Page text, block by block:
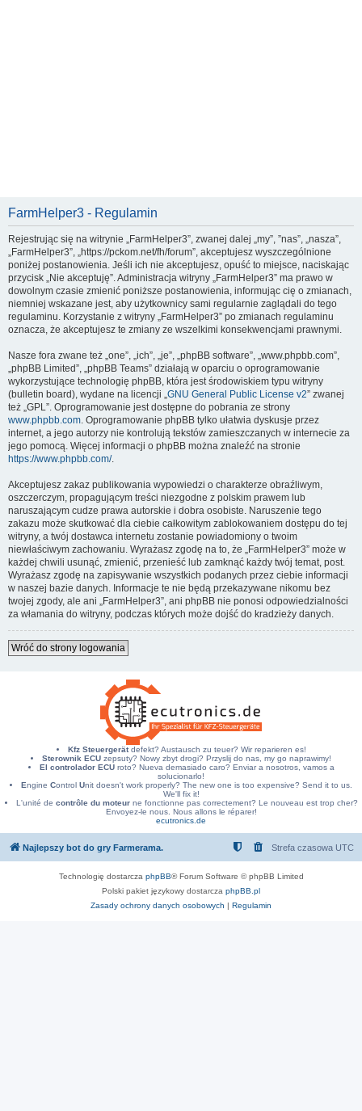
FarmHelper3 - Regulamin
Rejestrując się na witrynie „FarmHelper3”, zwanej dalej „my”, ”nas”, „nasza”,
„FarmHelper3”, „https://pckom.net/fh/forum”, akceptujesz wyszczególnione
poniżej postanowienia. Jeśli ich nie akceptujesz, opuść to miejsce, naciskając
przycisk „Nie akceptuję”. Administracja witryny „FarmHelper3” ma prawo w
dowolnym czasie zmienić poniższe postanowienia, informując cię o zmianach,
niemniej wskazane jest, aby użytkownicy sami regularnie zaglądali do tego
regulaminu. Korzystanie z witryny „FarmHelper3” po zmianach regulaminu
oznacza, że akceptujesz te zmiany ze wszelkimi konsekwencjami prawnymi.
Nasze fora zwane też „one”, „ich”, „je”, „phpBB software”, „www.phpbb.com”,
„phpBB Limited”, „phpBB Teams” działają w oparciu o oprogramowanie
wykorzystujące technologię phpBB, która jest środowiskiem typu witryny
(bulletin board), wydane na licencji „GNU General Public License v2” zwanej
też „GPL”. Oprogramowanie jest dostępne do pobrania ze strony
www.phpbb.com. Oprogramowanie phpBB tylko ułatwia dyskusje przez
internet, a jego autorzy nie kontrolują tekstów zamieszczanych w internecie za
jego pomocą. Więcej informacji o phpBB można znaleźć na stronie
https://www.phpbb.com/.
Akceptujesz zakaz publikowania wypowiedzi o charakterze obraźliwym,
oszczerczym, propagującym treści niezgodne z polskim prawem lub
naruszającym cudze prawa autorskie i dobra osobiste. Naruszenie tego
zakazu może skutkować dla ciebie całkowitym zablokowaniem dostępu do tej
witryny, a twój dostawca internetu zostanie powiadomiony o twoim
niewłaściwym zachowaniu. Wyrażasz zgodę na to, że „FarmHelper3” może w
każdej chwili usunąć, zmienić, przenieść lub zamknąć każdy twój temat, post.
Wyrażasz zgodę na zapisywanie wszystkich podanych przez ciebie informacji
w naszej bazie danych. Informacje te nie będą przekazywane nikomu bez
twojej zgody, ale ani „FarmHelper3”, ani phpBB nie ponosi odpowiedzialności
za włamania do witryny, podczas których może dojść do kradzieży danych.
Wróć do strony logowania
Kfz Steuergerätdefekt? Austausch zu teuer? Wir reparieren es!
Sterownik ECU zepsuty? Nowy zbyt drogi? Przyslij do nas, my go naprawimy!
El controlador ECUroto? Nueva demasiado caro? Enviar a nosotros, vamos a
solucionarlo!
Engine Control Unit doesn't work properly? The new one is too expensive? Send it to us.
We'll fix it!
L'unité de contrôle du moteurne fonctionne pas correctement? Le nouveau est trop cher?
Envoyez-le nous. Nous allons le réparer!
ecutronics.de
Najlepszy bot do gry Farmerama. Strefa czasowa UTC
Technologię dostarcza phpBB® Forum Software © phpBB Limited
Polski pakiet językowy dostarcza phpBB.pl
Zasady ochrony danych osobowych | Regulamin